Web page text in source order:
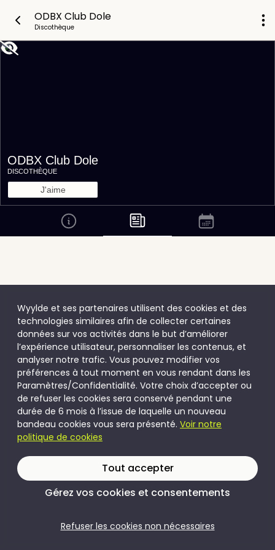
ODBX Club Dole
Discothèque
ODBX Club Dole
DISCOTHÈQUE
J'aime
Wyylde et ses partenaires utilisent des cookies et des
technologies similaires afin de collecter certaines
données sur vos activités dans le but d’améliorer
l’expérience utilisateur, personnaliser les contenus, et
analyser notre trafic. Vous pouvez modifier vos
préférences à tout moment en vous rendant dans les
Paramètres/Confidentialité. Votre choix d’accepter ou
de refuser les cookies sera conservé pendant une
durée de 6 mois à l’issue de laquelle un nouveau
bandeau cookies vous sera présenté. Voir notre
politique de cookies
Tout accepter
Gérez vos cookies et consentements
Refuser les cookies non nécessaires